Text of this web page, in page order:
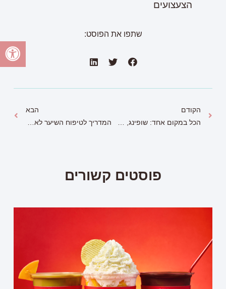
הצעצועים
שתפו את הפוסט:
הקודם הבא
פוסטים קשורים